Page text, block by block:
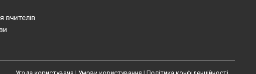
вчителів